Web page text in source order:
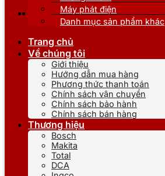
Máy phát điện
Danh mục sản phẩm khác
Trang chủ
Về chúng tôi
Giới thiệu
Hướng dẫn mua hàng
Phương thức thanh toán
Chính sách vận chuyển
Chính sách bảo hành
Chính sách bán hàng
Thương hiệu
Bosch
Makita
Total
DCA